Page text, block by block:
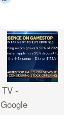
-